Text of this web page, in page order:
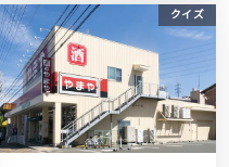
クイズ